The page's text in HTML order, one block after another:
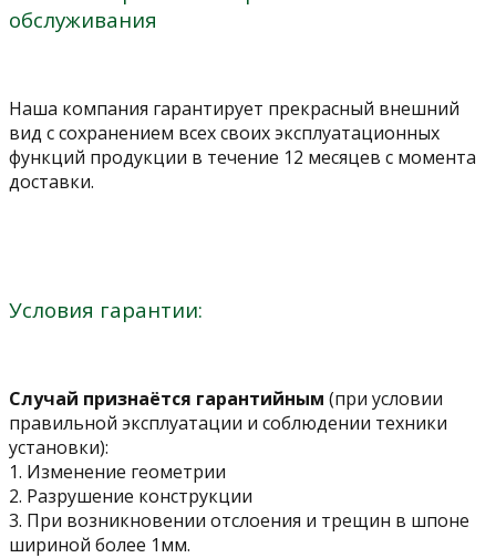
обслуживания
Наша компания гарантирует прекрасный внешний
вид с сохранением всех своих эксплуатационных
функций продукции в течение 12 месяцев с момента
доставки.
Условия гарантии:
Случай признаётся гарантийным (при условии
правильной эксплуатации и соблюдении техники
установки):
1. Изменение геометрии
2. Разрушение конструкции
3. При возникновении отслоения и трещин в шпоне
шириной более 1мм.